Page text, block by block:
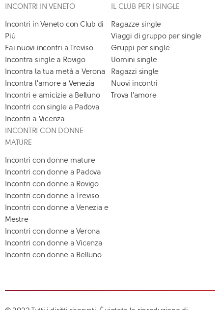
INCONTRI IN VENETO
Incontri in Veneto con Club di
Più
Fai nuovi incontri a Treviso
Incontra single a Rovigo
Incontra la tua metà a Verona
Incontra l'amore a Venezia
Incontri e amicizie a Belluno
Incontri con single a Padova
Incontri a Vicenza
IL CLUB PER I SINGLE
Ragazze single
Viaggi di gruppo per single
Gruppi per single
Uomini single
Ragazzi single
Nuovi incontri
Trova l'amore
INCONTRI CON DONNE
MATURE
Incontri con donne mature
Incontri con donne a Padova
Incontri con donne a Rovigo
Incontri con donne a Treviso
Incontri con donne a Venezia e
Mestre
Incontri con donne a Verona
Incontri con donne a Vicenza
Incontri con donne a Belluno